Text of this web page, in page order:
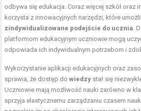
odbywa się edukacja. Coraz więcej szkół oraz
korzysta z innowacyjnych narzędzi, które
zindywidualizowane podejście do ucznia .
platformom edukacyjnym uczniowie mogą
odpowiada ich indywidualnym potrzebom i
Wykorzystanie aplikacji edukacyjnych oraz
sprawia, że dostęp dowiedzy stał się
Uczniowie mają możliwość nauki zarówno w
sprzyja elastycznemu zarządzaniu czasem